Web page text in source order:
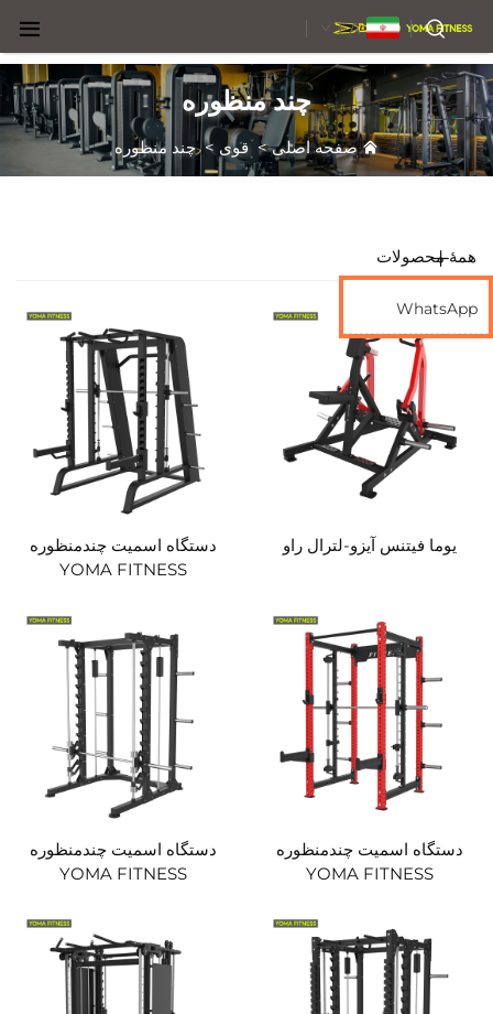
FA
چند منظوره
صفحه اصلی>قوی >چند منظوره
همهٔ محصولات
یوما فیتنس آیزو-لترال راو
دستگاه اسمیت چندمنظوره
YOMA FITNESS
دستگاه اسمیت چندمنظوره
YOMA FITNESS
دستگاه اسمیت چندمنظوره
YOMA FITNESS
WhatsApp